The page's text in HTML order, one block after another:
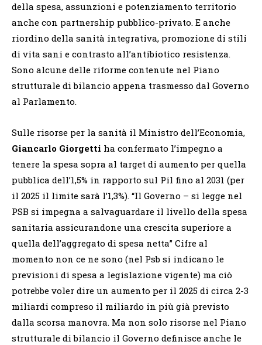
della spesa, assunzioni e potenziamento territorio
anche con partnership pubblico-privato. E anche
riordino della sanità integrativa, promozione di stili
di vita sani e contrasto all’antibiotico resistenza.
Sono alcune delle riforme contenute nel Piano
strutturale di bilancio appena trasmesso dal Governo
al Parlamento.
Sulle risorse per la sanità il Ministro dell’Economia,
Giancarlo Giorgetti ha confermato l’impegno a
tenere la spesa sopra al target di aumento per quella
pubblica dell’1,5% in rapporto sul Pil fino al 2031 (per
il 2025 il limite sarà l’1,3%). “Il Governo – si legge nel
PSB si impegna a salvaguardare il livello della spesa
sanitaria assicurandone una crescita superiore a
quella dell’aggregato di spesa netta” Cifre al
momento non ce ne sono (nel Psb si indicano le
previsioni di spesa a legislazione vigente) ma ciò
potrebbe voler dire un aumento per il 2025 di circa 2-3
miliardi compreso il miliardo in più già previsto
dalla scorsa manovra. Ma non solo risorse nel Piano
strutturale di bilancio il Governo definisce anche le